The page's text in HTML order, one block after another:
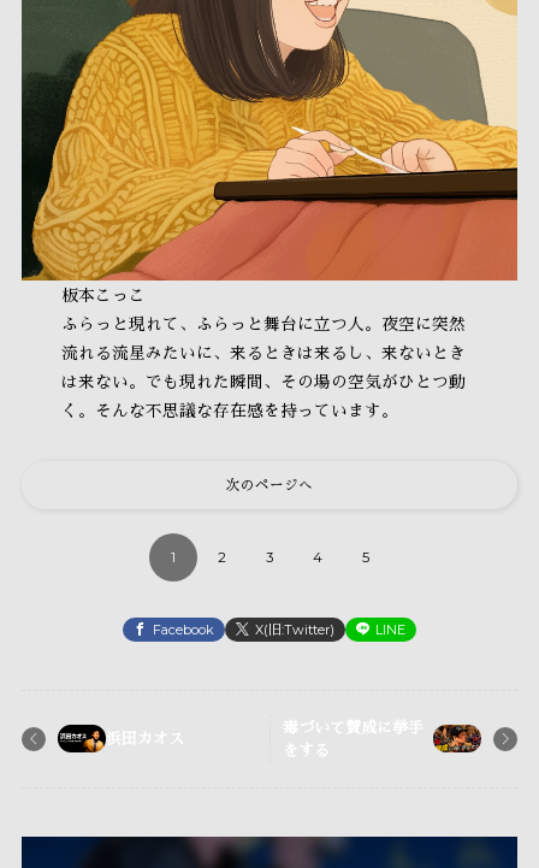
板本こっこ
ふらっと現れて、ふらっと舞台に立つ人。夜空に突然
流れる流星みたいに、来るときは来るし、来ないとき
は来ない。でも現れた瞬間、その場の空気がひとつ動
く。そんな不思議な存在感を持っています。
次のページへ
1 2 3 4 5
Facebook X(旧:Twitter) LINE
浜田カオス
毒づいて賛成に挙手
をする